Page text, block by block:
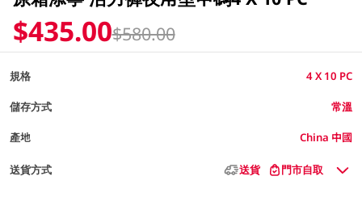
$435.00$580.00
規格 4 X 10 PC
儲存方式 常溫
產地 China 中國
送貨方式 送貨 門市自取